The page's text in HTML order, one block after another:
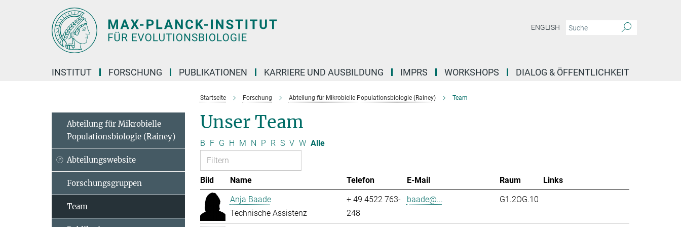
ENGLISH
INSTITUT FORSCHUNG PUBLIKATIONEN KARRIERE UND AUSBILDUNG IMPRS WORKSHOPS DIALOG & ÖFFENTLICHKEIT
Startseite Forschung Abteilung für Mikrobielle Populationsbiologie (Rainey) Team
Unser Team
B F G H M N P R S V W Alle
Bild Name Telefon E-Mail Raum
Links
Anja Baade
Technische Assistenz
+ 49 4522 763-
248
baade@... G1.2OG.10
Abteilung für Mikrobielle
Populationsbiologie (Rainey)
Abteilungswebsite
Forschungsgruppen
Team